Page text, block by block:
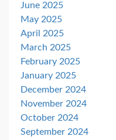
June 2025
May 2025
April 2025
March 2025
February 2025
January 2025
December 2024
November 2024
October 2024
September 2024